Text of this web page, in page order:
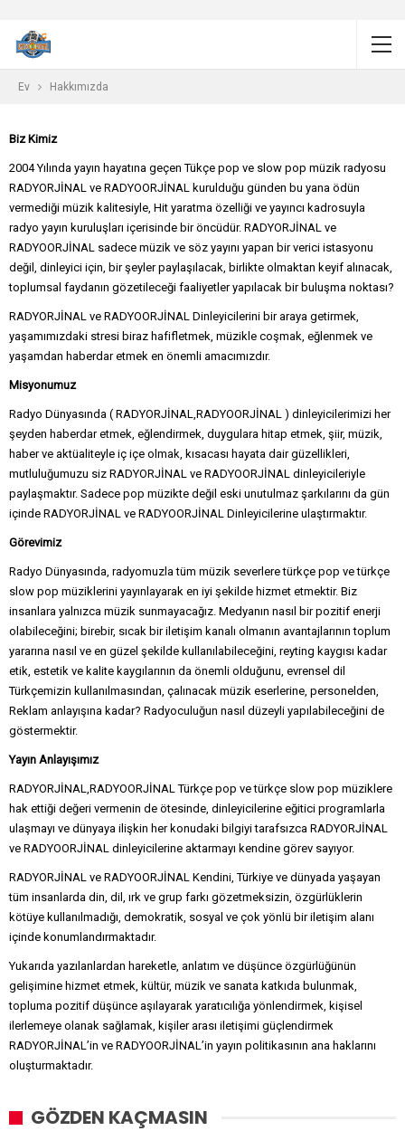
Ev Hakkımızda
Biz Kimiz
2004 Yılında yayın hayatına geçen Tükçe pop ve slow pop müzik radyosu
RADYORJİNAL ve RADYOORJİNAL kurulduğu günden bu yana ödün
vermediği müzik kalitesiyle, Hit yaratma özelliği ve yayıncı kadrosuyla
radyo yayın kuruluşları içerisinde bir öncüdür. RADYORJİNAL ve
RADYOORJİNAL sadece müzik ve söz yayını yapan bir verici istasyonu
değil, dinleyici için, bir şeyler paylaşılacak, birlikte olmaktan keyif alınacak,
toplumsal faydanın gözetileceği faaliyetler yapılacak bir buluşma noktası?
RADYORJİNAL ve RADYOORJİNAL Dinleyicilerini bir araya getirmek,
yaşamımızdaki stresi biraz hafifletmek, müzikle coşmak, eğlenmek ve
yaşamdan haberdar etmek en önemli amacımızdır.
Misyonumuz
Radyo Dünyasında ( RADYORJİNAL,RADYOORJİNAL ) dinleyicilerimizi her
şeyden haberdar etmek, eğlendirmek, duygulara hitap etmek, şiir, müzik,
haber ve aktüaliteyle iç içe olmak, kısacası hayata dair güzellikleri,
mutluluğumuzu siz RADYORJİNAL ve RADYOORJİNAL dinleyicileriyle
paylaşmaktır. Sadece pop müzikte değil eski unutulmaz şarkılarını da gün
içinde RADYORJİNAL ve RADYOORJİNAL Dinleyicilerine ulaştırmaktır.
Görevimiz
Radyo Dünyasında, radyomuzla tüm müzik severlere türkçe pop ve türkçe
slow pop müziklerini yayınlayarak en iyi şekilde hizmet etmektir. Biz
insanlara yalnızca müzik sunmayacağız. Medyanın nasıl bir pozitif enerji
olabileceğini; birebir, sıcak bir iletişim kanalı olmanın avantajlarının toplum
yararına nasıl ve en güzel şekilde kullanılabileceğini, reyting kaygısı kadar
etik, estetik ve kalite kaygılarının da önemli olduğunu, evrensel dil
Türkçemizin kullanılmasından, çalınacak müzik eserlerine, personelden,
Reklam anlayışına kadar? Radyoculuğun nasıl düzeyli yapılabileceğini de
göstermektir.
Yayın Anlayışımız
RADYORJİNAL,RADYOORJİNAL Türkçe pop ve türkçe slow pop müziklere
hak ettiği değeri vermenin de ötesinde, dinleyicilerine eğitici programlarla
ulaşmayı ve dünyaya ilişkin her konudaki bilgiyi tarafsızca RADYORJİNAL
ve RADYOORJİNAL dinleyicilerine aktarmayı kendine görev sayıyor.
RADYORJİNAL ve RADYOORJİNAL Kendini, Türkiye ve dünyada yaşayan
tüm insanlarda din, dil, ırk ve grup farkı gözetmeksizin, özgürlüklerin
kötüye kullanılmadığı, demokratik, sosyal ve çok yönlü bir iletişim alanı
içinde konumlandırmaktadır.
Yukarıda yazılanlardan hareketle, anlatım ve düşünce özgürlüğünün
gelişimine hizmet etmek, kültür, müzik ve sanata katkıda bulunmak,
topluma pozitif düşünce aşılayarak yaratıcılığa yönlendirmek, kişisel
ilerlemeye olanak sağlamak, kişiler arası iletişimi güçlendirmek
RADYORJİNAL’in ve RADYOORJİNAL’in yayın politikasının ana haklarını
oluşturmaktadır.
GÖZDEN KAÇMASIN